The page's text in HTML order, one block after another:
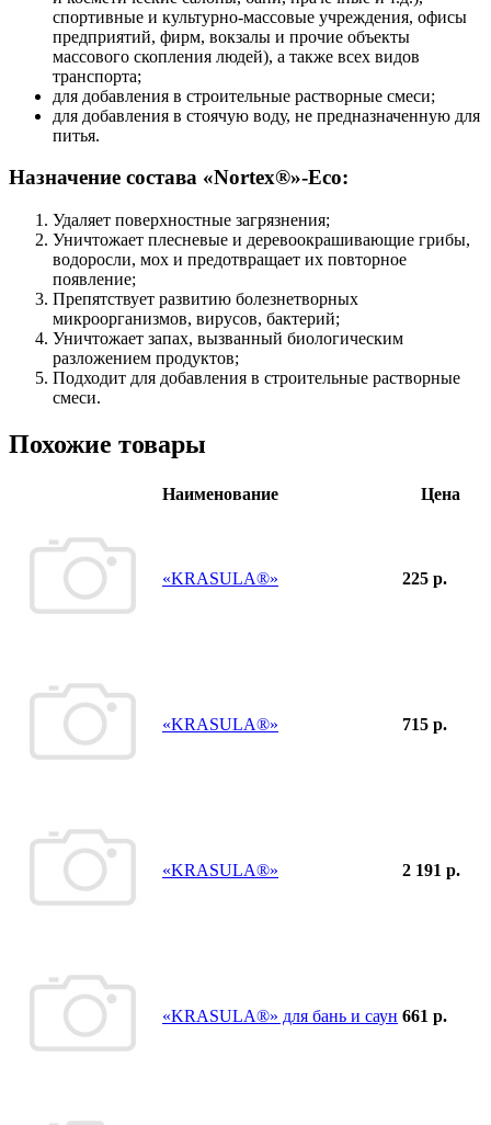
спортивные и культурно-массовые учреждения, офисы
предприятий, фирм, вокзалы и прочие объекты
массового скопления людей), а также всех видов
транспорта;
для добавления в строительные растворные смеси;
для добавления в стоячую воду, не предназначенную для
питья.
Назначение состава «Nortex®»-Eco:
Удаляет поверхностные загрязнения;
Уничтожает плесневые и деревоокрашивающие грибы,
водоросли, мох и предотвращает их повторное
появление;
Препятствует развитию болезнетворных
микроорганизмов, вирусов, бактерий;
Уничтожает запах, вызванный биологическим
разложением продуктов;
Подходит для добавления в строительные растворные
смеси.
Похожие товары
Наименование Цена
«KRASULA®» 225 р.
«KRASULA®» 715 р.
«KRASULA®» 2 191 р.
«KRASULA®» для бань и саун 661 р.